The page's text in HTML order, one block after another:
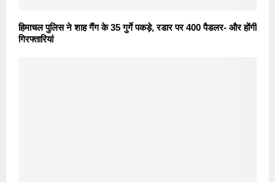
हिमाचल पुलिस ने शाह गैंग के 35 गुर्गे पकड़े, रडार पर 400 पैडलर- और होंगी
गिरफ्तारियां